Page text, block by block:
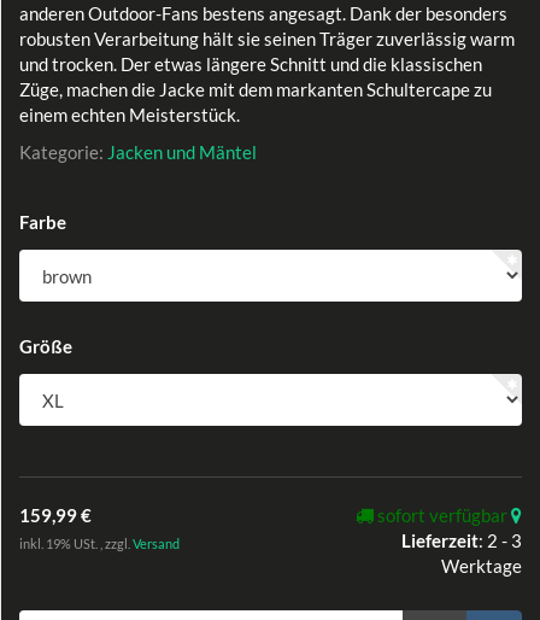
anderen Outdoor-Fans bestens angesagt. Dank der besonders
robusten Verarbeitung hält sie seinen Träger zuverlässig warm
und trocken. Der etwas längere Schnitt und die klassischen
Züge, machen die Jacke mit dem markanten Schultercape zu
einem echten Meisterstück.
Kategorie: Jacken und Mäntel
Farbe
Größe
159,99 €
inkl. 19% USt. , zzgl. Versand
sofort verfügbar
Lieferzeit: 2 - 3
Werktage